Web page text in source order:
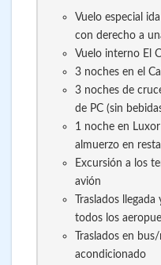
Vuelo especial
con derecho a
Vuelo interno El
3 noches en el
3 noches de
de PC (sin
1 noche en
almuerzo en
Excursión a los
avión
Traslados
todos los
Traslados en
acondicionado